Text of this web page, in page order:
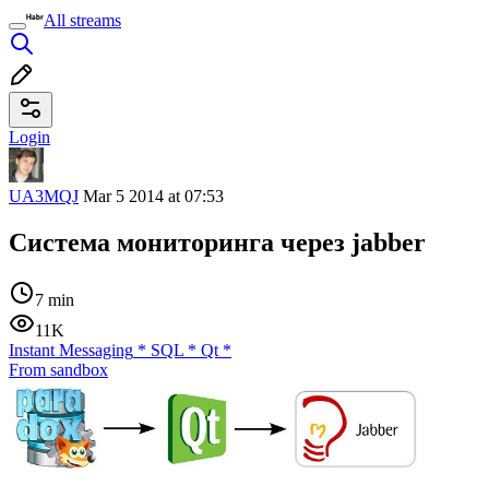
All streams
Login
UA3MQJ Mar 5 2014 at 07:53
Система мониторинга через jabber
7 min
11K
Instant Messaging * SQL * Qt *
From sandbox